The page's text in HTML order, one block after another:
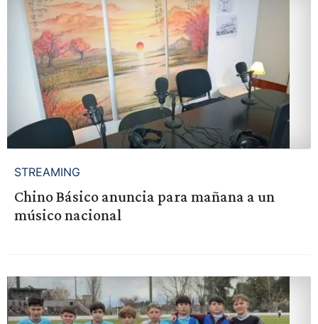
STREAMING
Chino Básico anuncia para mañana a un
músico nacional